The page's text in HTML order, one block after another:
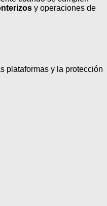
y operaciones de
plataformas y la protección